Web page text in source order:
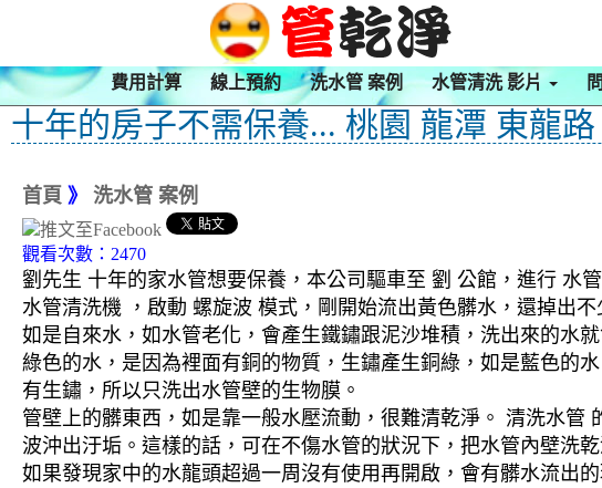
費用計算 線上預約 洗水管 案例 水管清洗 影片
十年的房子不需保養... 桃園 龍潭 東龍
首頁 》 洗水管 案例
觀看次數：2470
劉先生 十年的家水管想要保養，本公司驅車至 劉 公館，進行 水
水管清洗機 ，啟動 螺旋波 模式，剛開始流出黃色髒水，還掉出
如是自來水，如水管老化，會產生鐵鏽跟泥沙堆積，洗出來的水
綠色的水，是因為裡面有銅的物質，生鏽產生銅綠，如是藍色的
有生鏽，所以只洗出水管壁的生物膜。
管壁上的髒東西，如是靠一般水壓流動，很難清乾淨。 清洗水
波沖出汙垢。這樣的話，可在不傷水管的狀況下，把水管內壁洗乾
如果發現家中的水龍頭超過一周沒有使用再開啟，會有髒水流出